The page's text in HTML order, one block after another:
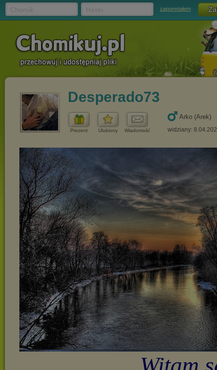
zapomniałem
Desperado73
Prezent Ulubiony Wiadomość
Arko (Arek)
widziany: